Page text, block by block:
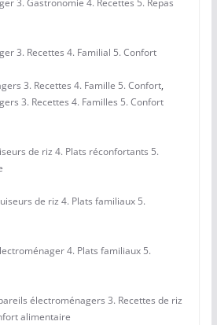
3. Gastronomie 4. Recettes 5. Repas
3. Recettes 4. Familial 5. Confort
3. Recettes 4. Famille 5. Confort,
3. Recettes 4. Familles 5. Confort
de riz 4. Plats réconfortants 5.
de riz 4. Plats familiaux 5.
4. Plats familiaux 5.
électroménagers 3. Recettes de riz
alimentaire